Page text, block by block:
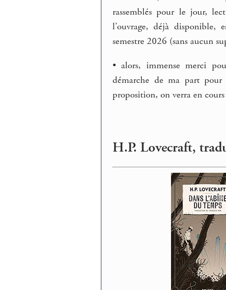
rassemblés pour le jour,
l’ouvrage, déjà
semestre 2026 (sans aucun
• alors, immense merci
démarche de ma part
proposition, on verra en
H.P. Lovecraft,